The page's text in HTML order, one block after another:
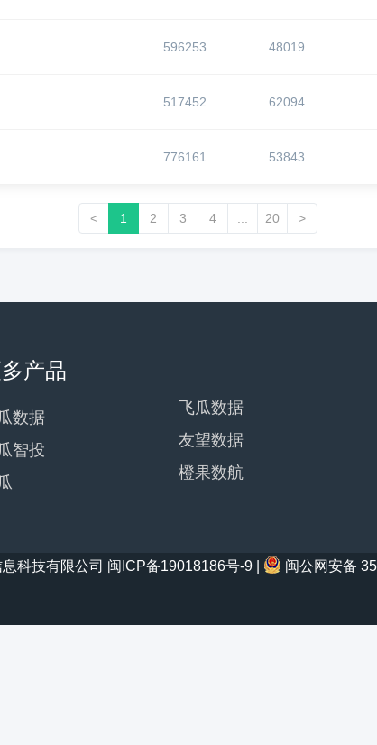
596253 48019
517452 62094
776161 53843
< 1 2 3 4 20 >
产品
数据
智投
飞瓜数据
友望数据
橙果数航
科技有限公司 闽ICP备19018186号-9 闽公网安备